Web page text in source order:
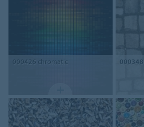
000426 chromatic 000348